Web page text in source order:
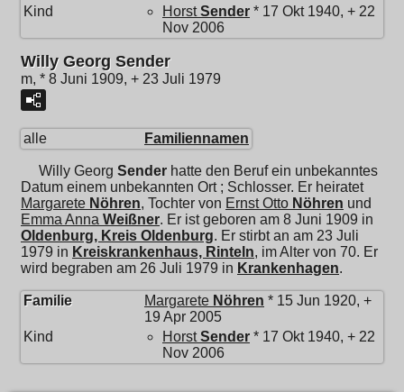
Kind
Horst Sender * 17 Okt 1940, + 22
Nov 2006
Willy Georg Sender
m, * 8 Juni 1909, + 23 Juli 1979
alle Familiennamen
Willy Georg Sender hatte den Beruf ein unbekanntes
Datum einem unbekannten Ort ; Schlosser. Er heiratet
Margarete Nöhren, Tochter von Ernst Otto Nöhren und
Emma Anna Weißner. Er ist geboren am 8 Juni 1909 in
Oldenburg, Kreis Oldenburg. Er stirbt an am 23 Juli
1979 in Kreiskrankenhaus, Rinteln, im Alter von 70. Er
wird begraben am 26 Juli 1979 in Krankenhagen.
Familie Margarete Nöhren * 15 Jun 1920, +
19 Apr 2005
Kind
Horst Sender * 17 Okt 1940, + 22
Nov 2006